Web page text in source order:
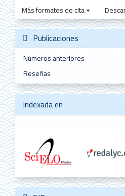
Más formatos de cita
Publicaciones
Números anteriores
Reseñas
Indexada en